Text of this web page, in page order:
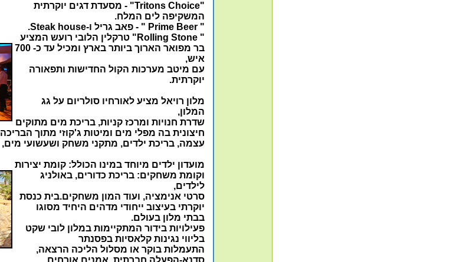
"Tritons Choice" - מסעדת דגים יוקרתית
המשקיפה לים המלח.
" Prime Beer " - פאב גריל ו-Steak house.
" Rolling Stone" טרקלין הלובי רועש המציע
בר מפואר הארוך ביותר בארץ ומכיל עד כ- 700
איש,
עם מיטב מערכות הקול החדישות ותפאורה
יוקרתית.
מלון רויאל מציע לאורחיו סולריום על גג
המלון,
שדרת חנויות ומרכז קניות, בריכת מים מתוקים
חיצונית בה מפלי מים ומיטות ג'קוזי מתוך הבריכה
עצמה, בריכת ילדים, מתקני משחק ושעשועי מים,
מועדון ילדים מיוחד במינו הכולל: קומת יצירות
וקומת משחקים: בריכת כדורים, באולניג
לילדים,
סרטי אנימציה, ועוד המון משחקים.בית כנסת
יוקרתי בעיצוב ייחודי מדהים היחיד מסוגו
בבתי מלון בעולם.
פעילויות בידור המתקיימות במלון לובי שקט
בליווי נגינות קלאסיות בפסנתר
התעמלות בוקר או מסלול הליכה הרצאה,
סדנא-הפעלה חברתית, אמנים אורחים,